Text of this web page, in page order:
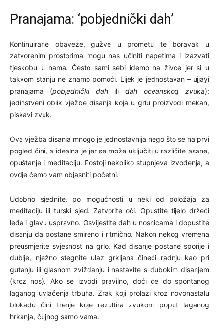
Pranajama: ‘pobjednički dah’
Kontinuirane obaveze, gužve u prometu te boravak u
zatvorenim prostorima mogu nas učiniti napetima i izazvati
tjeskobu u nama. Često sami sebi idemo na živce jer si u
takvom stanju ne znamo pomoći. Lijek je jednostavan – ujjayi
pranajama (pobjednički dah ili dah oceanskog zvuka):
jedinstveni oblik vježbe disanja koja u grlu proizvodi mekan,
piskavi zvuk.
Ova vježba disanja mnogo je jednostavnija nego što se na prvi
pogled čini, a idealna je jer se može uključiti u različite asane,
opuštanje i meditaciju. Postoji nekoliko stupnjeva izvođenja, a
ovdje ćemo vam objasniti početni.
Udobno sjednite, po mogućnosti u neki od položaja za
meditaciju ili turski sjed. Zatvorite oči. Opustite tijelo držeći
leđa i glavu uspravno. Osvijestite dah u nosnicama i dopustite
disanju da postane smireno i ritmično. Nakon nekog vremena
preusmjerite svjesnost na grlo. Kad disanje postane sporije i
dublje, nježno stegnite ulaz grkljana čineći radnju kao pri
gutanju ili glasnom zviždanju i nastavite s dubokim disanjem
(kroz nos). Ako se izvodi pravilno, doći će do spontanog
laganog uvlačenja trbuha. Zrak koji prolazi kroz novonastalu
blokadu čini trenje koje rezultira zvukom poput laganog
hrkanja, čujnog samo vama.